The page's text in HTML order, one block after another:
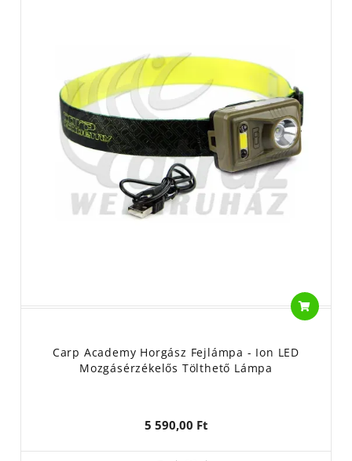
Carp Academy Horgász Fejlámpa - Ion LED
Mozgásérzékelős Tölthető Lámpa
5 590,00 Ft